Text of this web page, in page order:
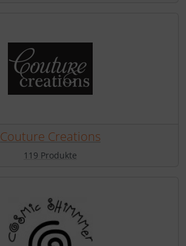
Couture Creations
119 Produkte